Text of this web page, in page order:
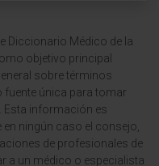
Diccionario Médico de la
objetivo principal
sobre términos
fuente única para tomar
Esta información es
ningún caso el consejo,
de profesionales de
a un médico o especialista